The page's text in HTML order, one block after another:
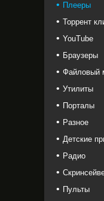
Плееры
Торрент
YouTube
Браузеры
Файловый
Утилиты
Порталы
Разное
Детские
Радио
Пульты